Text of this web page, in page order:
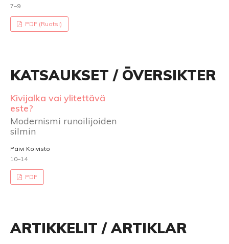
7–9
PDF (Ruotsi)
KATSAUKSET / ÖVERSIKTER
Kivijalka vai ylitettävä
este?
Modernismi runoilijoiden
silmin
Päivi Koivisto
10–14
PDF
ARTIKKELIT / ARTIKLAR